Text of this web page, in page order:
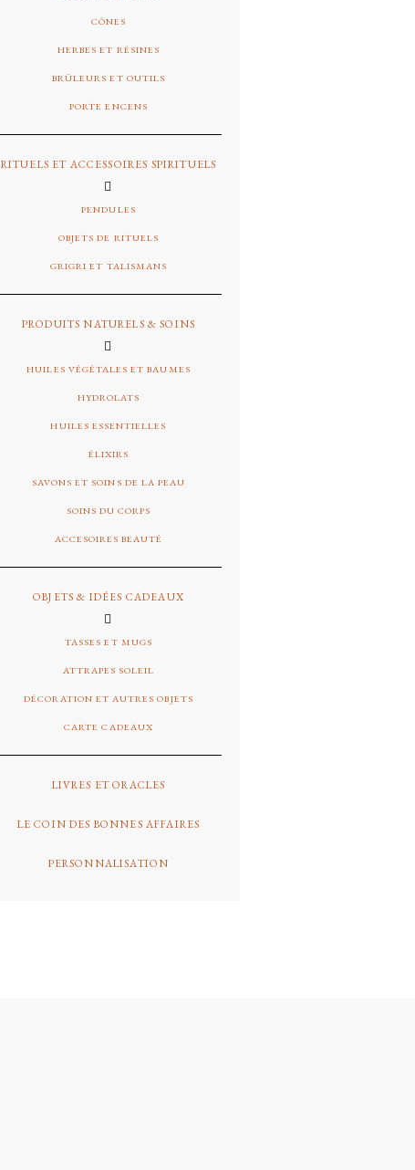
CÔNES
HERBES ET RÉSINES
BRÛLEURS ET OUTILS
PORTE ENCENS
RITUELS ET ACCESSOIRES SPIRITUELS
PENDULES
OBJETS DE RITUELS
GRIGRI ET TALISMANS
PRODUITS NATURELS & SOINS
HUILES VÉGÉTALES ET BAUMES
HYDROLATS
HUILES ESSENTIELLES
ÉLIXIRS
SAVONS ET SOINS DE LA PEAU
SOINS DU CORPS
ACCESOIRES BEAUTÉ
OBJETS & IDÉES CADEAUX
TASSES ET MUGS
ATTRAPES SOLEIL
DÉCORATION ET AUTRES OBJETS
CARTE CADEAUX
LIVRES ET ORACLES
LE COIN DES BONNES AFFAIRES
PERSONNALISATION